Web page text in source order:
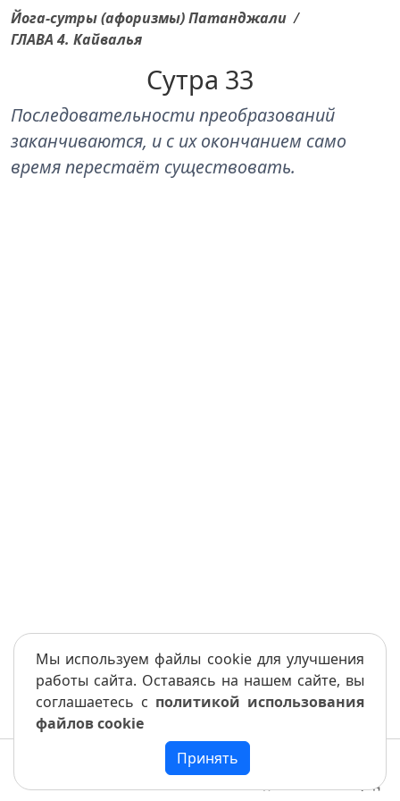
Йога-сутры (афоризмы) Патанджали /
ГЛАВА 4. Кайвалья
Сутра 33
Последовательности преобразований
заканчиваются, и с их окончанием само
время перестаёт существовать.
Мы используем файлы cookie для улучшения
работы сайта. Оставаясь на нашем сайте, вы
соглашаетесь с политикой использования
файлов cookie
Принять
Вперед